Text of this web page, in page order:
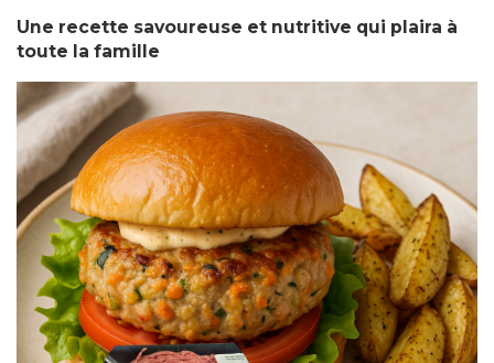
Une recette savoureuse et nutritive qui plaira à
toute la famille